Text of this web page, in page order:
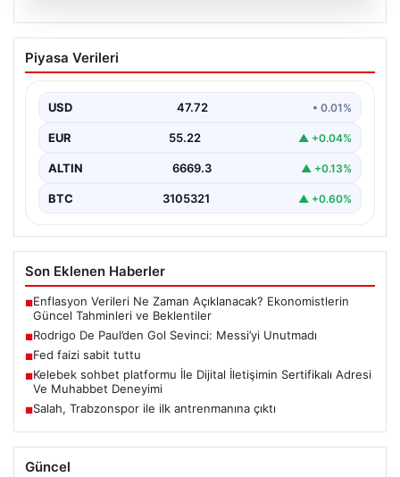
09.08.2026
Rodrigo De Paul’den Gol Sevinci:
Messi’yi Unutmadı
golün ardından sergilediği anlamlı hareketle büyük…
Piyasa Verileri
USD 47.72 • 0.01%
EUR 55.22 ▲ +0.04%
ALTIN 6669.3 ▲ +0.13%
BTC 3105321 ▲ +0.60%
Son Eklenen Haberler
■Enflasyon Verileri Ne Zaman Açıklanacak? Ekonomistlerin
Güncel Tahminleri ve Beklentiler
■Rodrigo De Paul’den Gol Sevinci: Messi’yi Unutmadı
■Fed faizi sabit tuttu
■Kelebek sohbet platformu İle Dijital İletişimin Sertifikalı Adresi
Ve Muhabbet Deneyimi
■Salah, Trabzonspor ile ilk antrenmanına çıktı
Güncel